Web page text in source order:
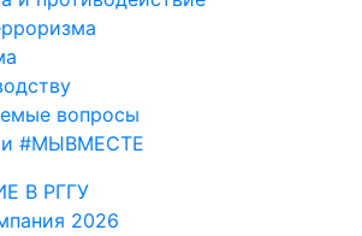
вопросы
#МЫВМЕСТЕ
В РГГУ
2026